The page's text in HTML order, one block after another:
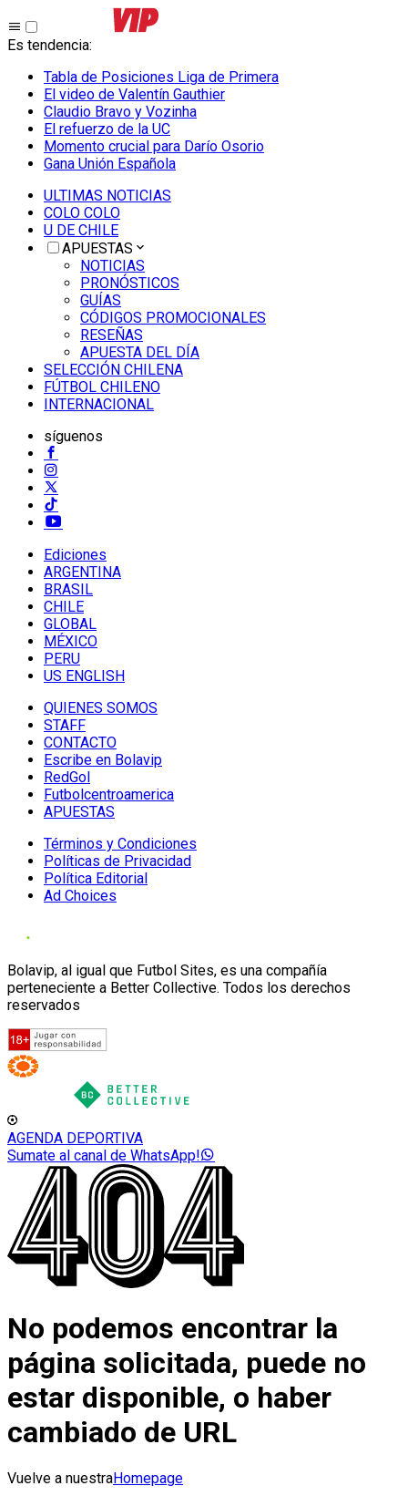
Es tendencia:
Tabla de Posiciones Liga de Primera
El video de Valentín Gauthier
Claudio Bravo y Vozinha
El refuerzo de la UC
Momento crucial para Darío Osorio
Gana Unión Española
ULTIMAS NOTICIAS
COLO COLO
U DE CHILE
APUESTAS
NOTICIAS
PRONÓSTICOS
GUÍAS
CÓDIGOS PROMOCIONALES
RESEÑAS
APUESTA DEL DÍA
SELECCIÓN CHILENA
FÚTBOL CHILENO
INTERNACIONAL
síguenos
Ediciones
ARGENTINA
BRASIL
CHILE
GLOBAL
MÉXICO
PERU
US ENGLISH
QUIENES SOMOS
STAFF
CONTACTO
Escribe en Bolavip
RedGol
Futbolcentroamerica
APUESTAS
Términos y Condiciones
Políticas de Privacidad
Política Editorial
Ad Choices
Bolavip, al igual que Futbol Sites, es una compañía
perteneciente a Better Collective. Todos los derechos
reservados
AGENDA DEPORTIVA
Sumate al canal de WhatsApp!
No podemos encontrar la
página solicitada, puede no
estar disponible, o haber
cambiado de URL
Vuelve a nuestraHomepage